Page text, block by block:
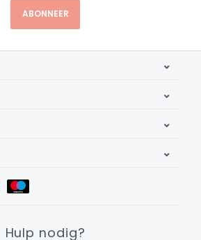
ABONNEER
Hulp nodig?